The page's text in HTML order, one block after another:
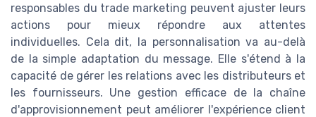
responsables du trade marketing peuvent ajuster leurs
actions pour mieux répondre aux attentes
individuelles. Cela dit, la personnalisation va au-delà
de la simple adaptation du message. Elle s'étend à la
capacité de gérer les relations avec les distributeurs et
les fournisseurs. Une gestion efficace de la chaîne
d'approvisionnement peut améliorer l'expérience client